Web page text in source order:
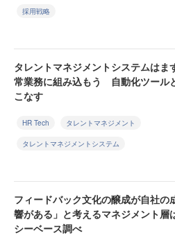
採用戦略
タレントマネジメントシステムはま
常業務に組み込もう 自動化ツール
こなす
HR Tech タレントマネジメント
タレントマネジメントシステム
フィードバック文化の醸成が自社の
響がある」と考えるマネジメント
シーベース調べ